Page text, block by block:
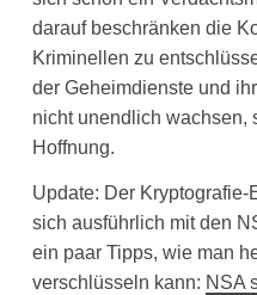
darauf beschränken die
Kriminellen zu
der Geheimdienste und
nicht unendlich wachsen,
Hoffnung.
Update: Der
sich ausführlich mit den
ein paar Tipps, wie man
verschlüsseln kann: NSA